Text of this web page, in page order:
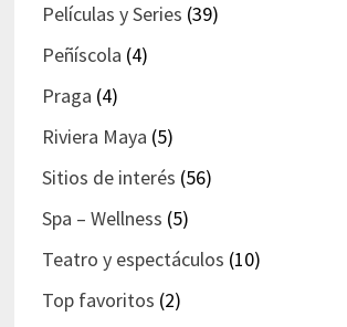
Películas y Series (39)
Peñíscola (4)
Praga (4)
Riviera Maya (5)
Sitios de interés (56)
Spa – Wellness (5)
Teatro y espectáculos (10)
Top favoritos (2)